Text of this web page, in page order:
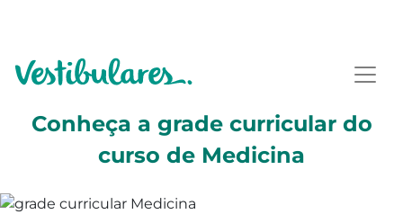
Conheça a grade curricular do
curso de Medicina